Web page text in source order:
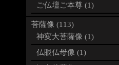
ご仏壇ご本尊 (1)
菩薩像 (113)
神変大菩薩像 (1)
仏眼仏母像 (1)